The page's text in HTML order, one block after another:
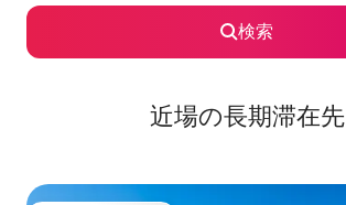
検索
近場の長期滞在先